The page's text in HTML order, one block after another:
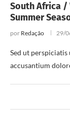
South Africa /
Summer
por Redação 29/
Sed ut
accusantium